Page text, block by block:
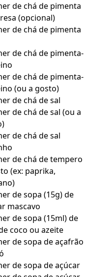
de chá de pimenta
(opcional)
de chá de pimenta
de chá de pimenta-
de chá de pimenta-
(ou a gosto)
de chá de sal
de chá de sal (ou a
de chá de sal
de chá de tempero
(ex: paprika,
de sopa (15g) de
mascavo
de sopa (15ml) de
coco ou azeite
de sopa de açafrão
de sopa de açúcar